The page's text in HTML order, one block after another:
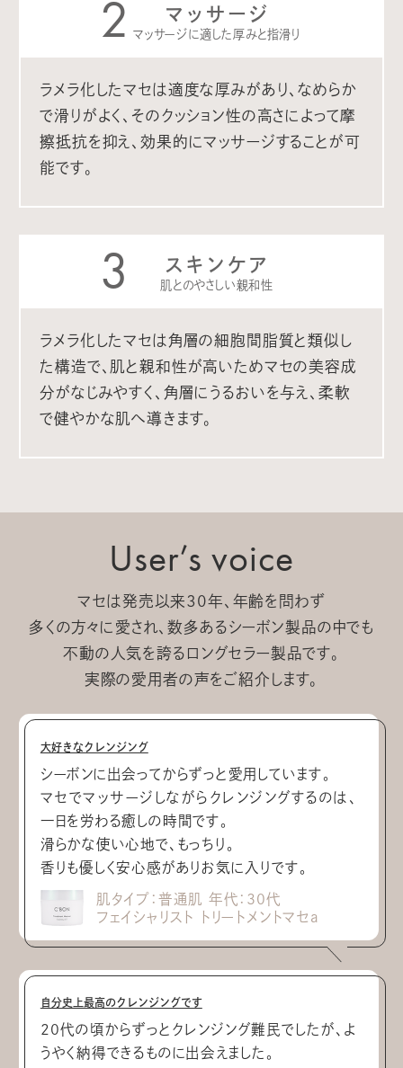
2 マッサージ
マッサージに適した厚みと指滑り
ラメラ化したマセは適度な厚みがあり、なめらか
で滑りがよく、そのクッション性の高さによって摩
擦抵抗を抑え、効果的にマッサージすることが可
能です。
3 スキンケア
肌とのやさしい親和性
ラメラ化したマセは角層の細胞間脂質と類似し
た構造で、肌と親和性が高いためマセの美容成
分がなじみやすく、角層にうるおいを与え、柔軟
で健やかな肌へ導きます。
User’s voice
マセは発売以来30年、年齢を問わず
多くの方々に愛され、数多あるシーボン製品の中でも
不動の人気を誇るロングセラー製品です。
実際の愛用者の声をご紹介します。
大好きなクレンジング
シーボンに出会ってからずっと愛用しています。
マセでマッサージしながらクレンジングするのは、
一日を労わる癒しの時間です。
滑らかな使い心地で、もっちり。
香りも優しく安心感がありお気に入りです。
肌タイプ：普通肌 年代：30代
フェイシャリスト トリートメントマセa
自分史上最高のクレンジングです
20代の頃からずっとクレンジング難民でしたが、よ
うやく納得できるものに出会えました。